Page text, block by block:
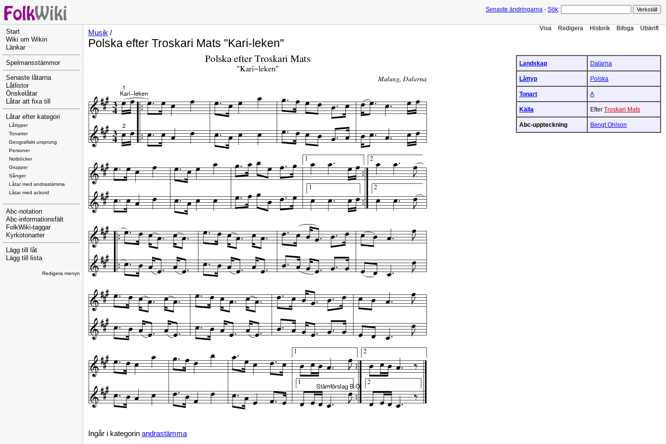
Senaste ändringarna - Sök:
Start
Wiki om Wikin
Länkar
Spelmansstämmor
Senaste låtarna
Låtlistor
Önskelåtar
Låtar att fixa till
Låtar efter kategori
Låttyper
Tonarter
Geografiskt ursprung
Personer
Notböcker
Grupper
Sånger
Låtar med andrastämma
Låtar med ackord
Abc-notation
Abc-informationsfält
FolkWiki-taggar
Kyrkotonarter
Lägg till låt
Lägg till lista
Redigera menyn
Visa Redigera Historik Bifoga Utskrift
Musik /
Polska efter Troskari Mats "Kari-leken"
Landskap Dalarna
Låttyp Polska
Tonart A
Källa Efter Troskari Mats
Abc-uppteckning Bengt Ohlson
Ingår i kategorin andrastämma